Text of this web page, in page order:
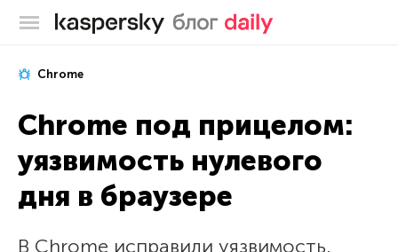
Блог Касперского
Chrome
Chrome под прицелом:
уязвимость нулевого
дня в браузере
В Chrome исправили уязвимость,